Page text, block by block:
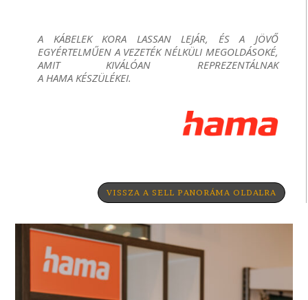
A KÁBELEK KORA LASSAN LEJÁR, ÉS A JÖVŐ
EGYÉRTELMŰEN A VEZETÉK NÉLKÜLI MEGOLDÁSOKÉ,
AMIT KIVÁLÓAN REPREZENTÁLNAK
A HAMA KÉSZÜLÉKEI.
VISSZA A SELL PANORÁMA OLDALRA